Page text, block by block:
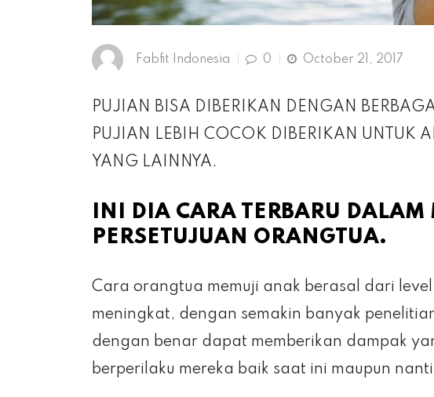
Fabfit Indonesia 0 October 21, 2017
PUJIAN BISA DIBERIKAN DENGAN
PUJIAN LEBIH COCOK DIBERIKAN UNTUK
YANG LAINNYA.
INI DIA CARA TERBARU DALAM
PERSETUJUAN ORANGTUA.
Cara orangtua memuji anak berasal dari
meningkat, dengan semakin banyak
dengan benar dapat memberikan dampak
berperilaku mereka baik saat ini maupun